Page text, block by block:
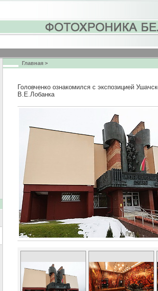
Главная >
Головченко ознакомился с экспозицией
В.Е.Лобанка